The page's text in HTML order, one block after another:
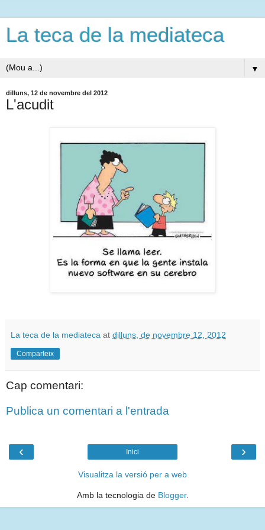
La teca de la mediateca
▼
dilluns, 12 de novembre del 2012
L'acudit
La teca de la mediateca at dilluns, de novembre 12, 2012
Comparteix
Cap comentari:
Publica un comentari a l'entrada
‹ ›
Inici
Visualitza la versió per a web
Amb la tecnologia de Blogger.